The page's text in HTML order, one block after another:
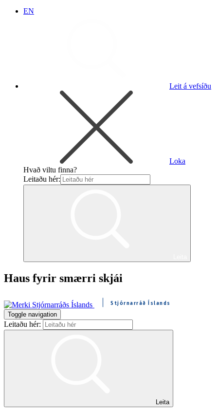
EN
Leit á vefsíðu
Loka
Hvað viltu finna?
Leitaðu hér:
Haus fyrir smærri skjái
Stjórnarráð Íslands
Toggle navigation
Leitaðu hér:
Leita